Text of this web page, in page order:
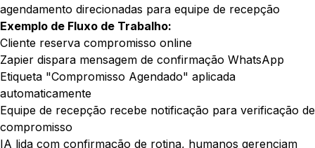
agendamento direcionadas para equipe de recepção
Exemplo de Fluxo de Trabalho:
Cliente reserva compromisso online
Zapier dispara mensagem de confirmação WhatsApp
Etiqueta "Compromisso Agendado" aplicada
automaticamente
Equipe de recepção recebe notificação para verificação de
compromisso
IA lida com confirmação de rotina, humanos gerenciam